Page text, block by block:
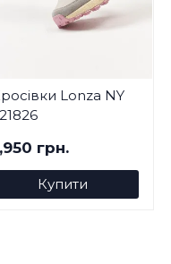
Lonza NY
грн.
Купити